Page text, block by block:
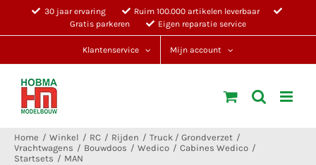
30 jaar ervaring
Ruim 100.000 artikelen leverbaar
Gratis parkeren
Eigen reparatie service
Klantenservice Mijn account
Home Winkel RC Rijden
Truck / Grondverzet
Vrachtwagens
Bouwdoos Wedico
Cabines Wedico
Startsets
MAN